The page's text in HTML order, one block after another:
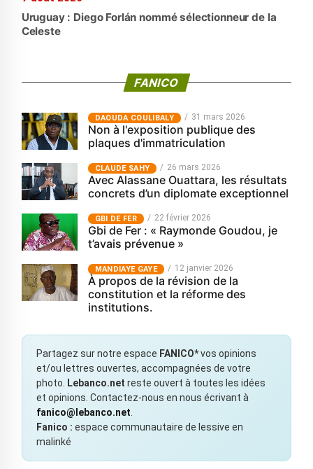
Uruguay : Diego Forlán nommé sélectionneur de la
Celeste
FANICO
‎DAOUDA COULIBALY 31 mars 2026
Non à l'exposition publique des
plaques d'immatriculation
CLAUDE SAHY 26 mars 2026
Avec Alassane Ouattara, les résultats
concrets d’un diplomate exceptionnel
GBI DE FER 22 février 2026
Gbi de Fer : « Raymonde Goudou, je
t’avais prévenue »
MANDIAYE GAYE 12 janvier 2026
À propos de la révision de la
constitution et la réforme des
institutions.
Partagez sur notre espace FANICO*vos opinions
et/ou lettres ouvertes, accompagnées de votre
photo.
Lebanco.net reste ouvert à toutes les idées
et opinions. Contactez-nous en nous écrivant à
fanico@lebanco.net
Fanico : espace communautaire de lessive en
malinké